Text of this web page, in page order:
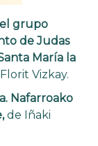
grupo
de Judas
María la
Vizkay.
Nafarroako
de Iñaki